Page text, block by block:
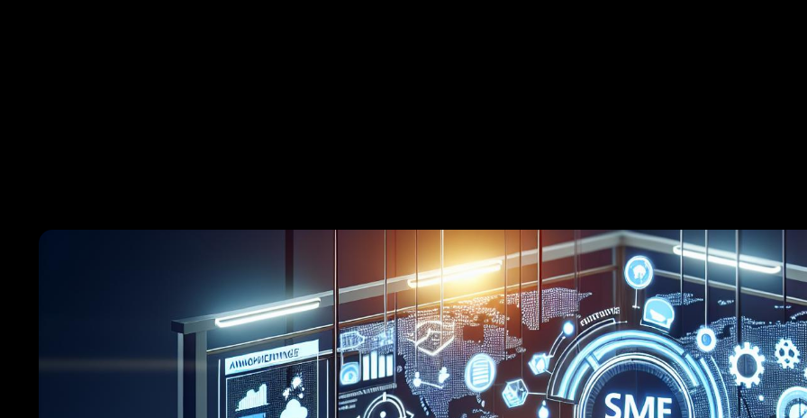
FyreBlog FyreCRM FyreListings
FyreBooking FyreLocal FyrePay
FyreEvent FyreDonate FyreLytics
Alle weiteren Features ansehen
Handwerk
Einzelhandel
Industrie